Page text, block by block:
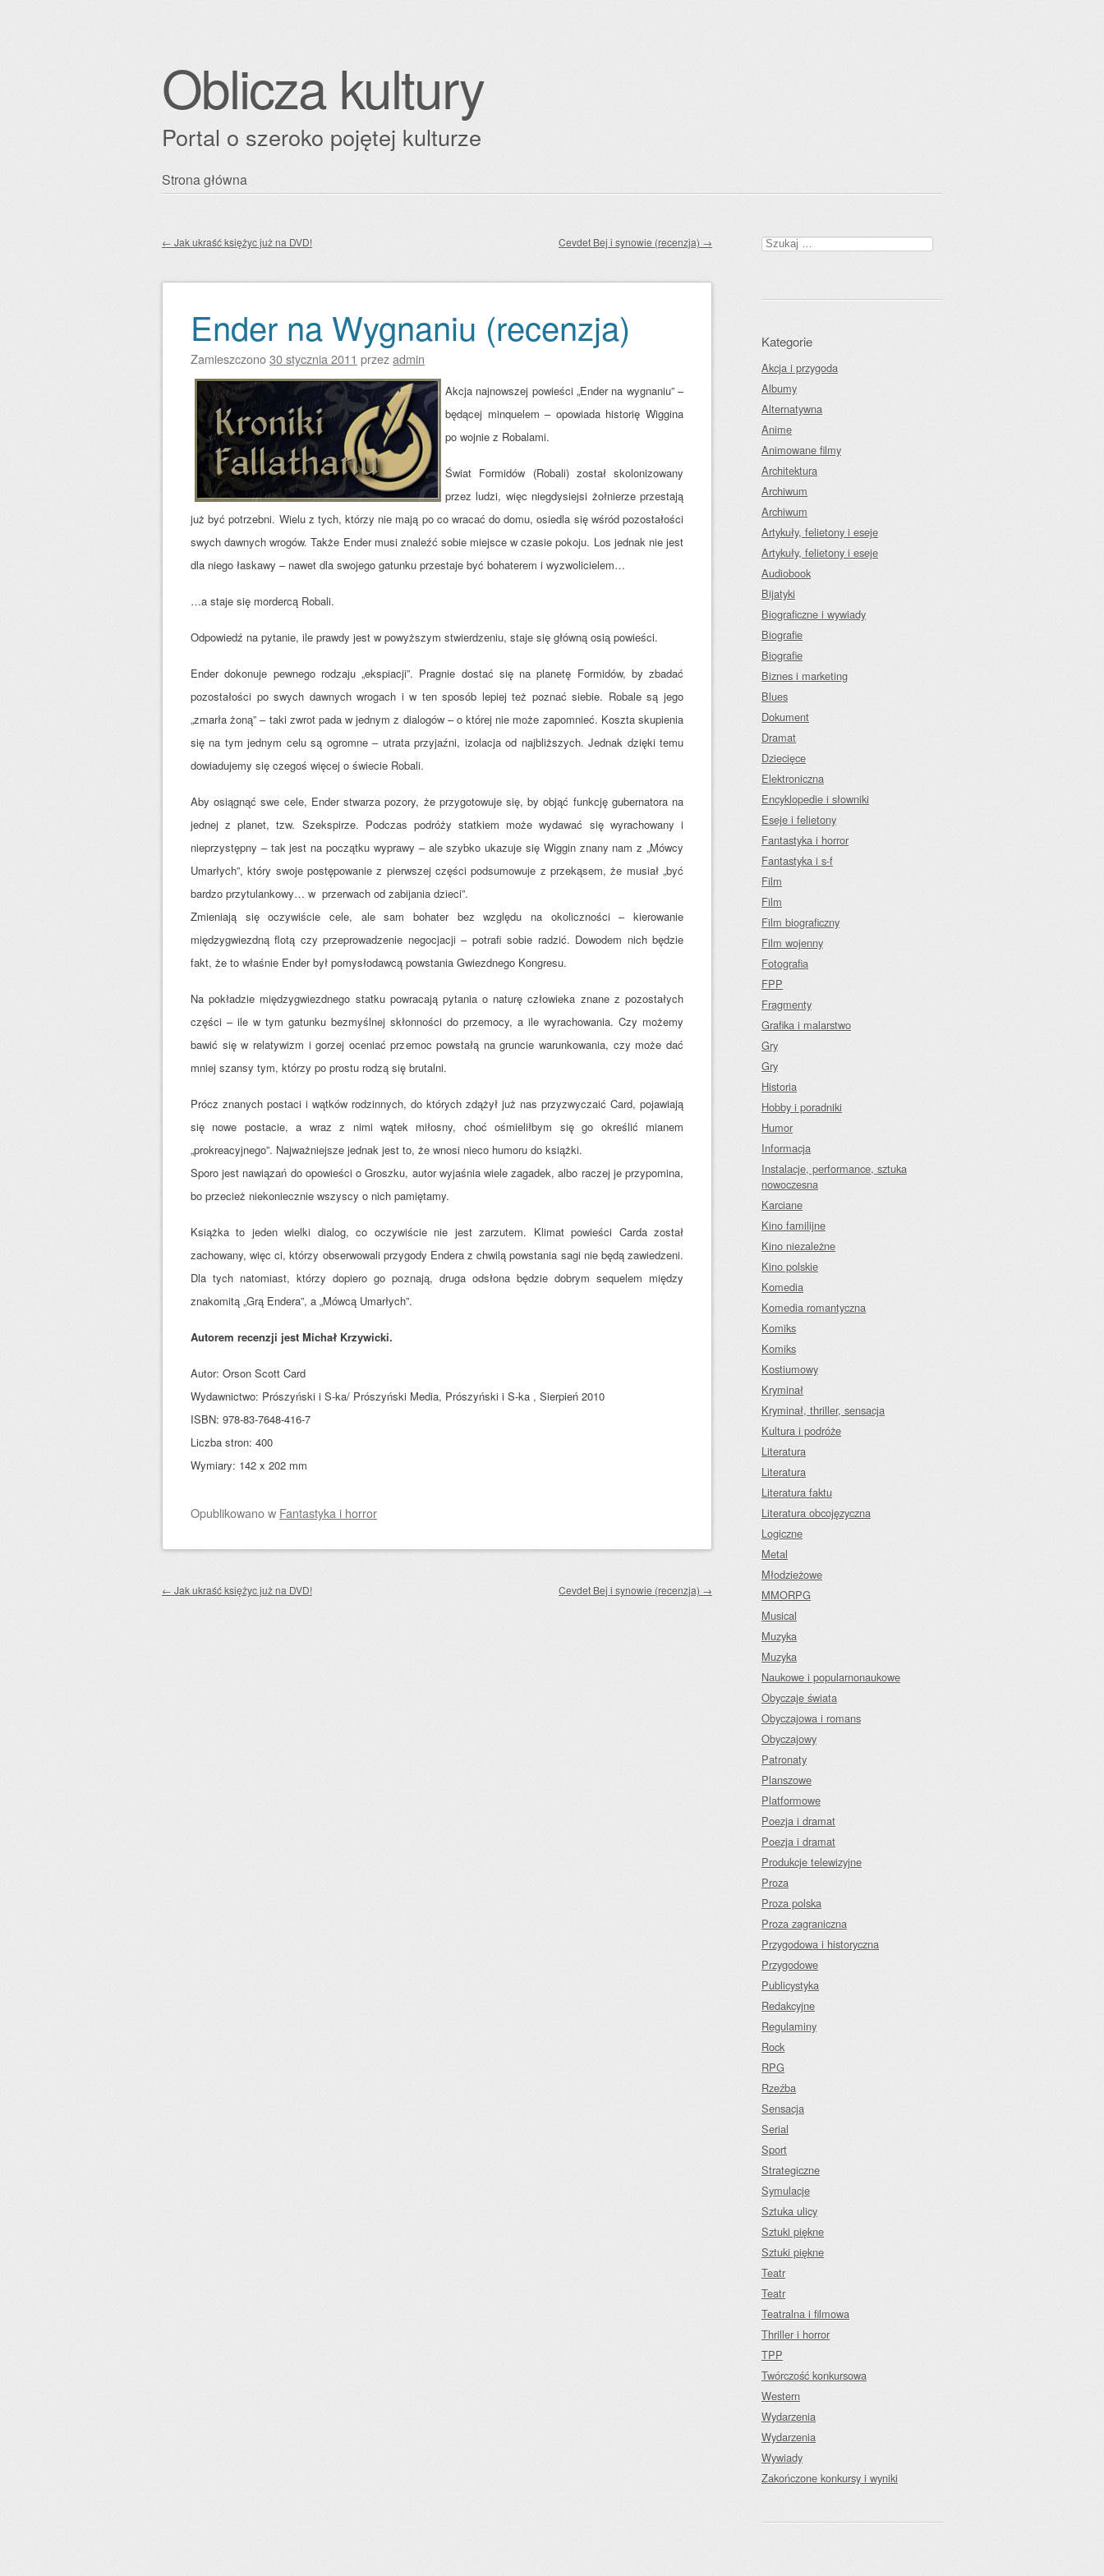
Oblicza kultury
Portal o szeroko pojętej kulturze
Przejdź
Strona główna
Zobacz wpisy
← Jak ukraść księżyc już na DVD! Cevdet Bej i synowie (recenzja) →
Ender na Wygnaniu (recenzja)
Zamieszczono30 stycznia 2011 przezadmin
Akcja najnowszej powieści „Ender na wygnaniu” –
będącej minquelem – opowiada historię Wiggina
po wojnie z Robalami.
Świat Formidów (Robali) został skolonizowany
przez ludzi, więc niegdysiejsi żołnierze przestają
już być potrzebni. Wielu z tych, którzy nie mają po co wracać do domu, osiedla się wśród pozostałości
swych dawnych wrogów. Także Ender musi znaleźć sobie miejsce w czasie pokoju. Los jednak nie jest
dla niego łaskawy – nawet dla swojego gatunku przestaje być bohaterem i wyzwolicielem…
…a staje się mordercą Robali.
Odpowiedź na pytanie, ile prawdy jest w powyższym stwierdzeniu, staje się główną osią powieści.
Ender dokonuje pewnego rodzaju „ekspiacji”. Pragnie dostać się na planetę Formidów, by zbadać
pozostałości po swych dawnych wrogach i w ten sposób lepiej też poznać siebie. Robale są jego
„zmarła żoną” – taki zwrot pada w jednym z dialogów – o której nie może zapomnieć. Koszta skupienia
się na tym jednym celu są ogromne – utrata przyjaźni, izolacja od najbliższych. Jednak dzięki temu
dowiadujemy się czegoś więcej o świecie Robali.
Aby osiągnąć swe cele, Ender stwarza pozory, że przygotowuje się, by objąć funkcję gubernatora na
jednej z planet, tzw. Szekspirze. Podczas podróży statkiem może wydawać się wyrachowany i
nieprzystępny – tak jest na początku wyprawy – ale szybko ukazuje się Wiggin znany nam z „Mówcy
Umarłych”, który swoje postępowanie z pierwszej części podsumowuje z przekąsem, że musiał „być
bardzo przytulankowy… w przerwach od zabijania dzieci”.
Zmieniają się oczywiście cele, ale sam bohater bez względu na okoliczności – kierowanie
międzygwiezdną flotą czy przeprowadzenie negocjacji – potrafi sobie radzić. Dowodem nich będzie
fakt, że to właśnie Ender był pomysłodawcą powstania Gwiezdnego Kongresu.
Na pokładzie międzygwiezdnego statku powracają pytania o naturę człowieka znane z pozostałych
części – ile w tym gatunku bezmyślnej skłonności do przemocy, a ile wyrachowania. Czy możemy
bawić się w relatywizm i gorzej oceniać przemoc powstałą na gruncie warunkowania, czy może dać
mniej szansy tym, którzy po prostu rodzą się brutalni.
Prócz znanych postaci i wątków rodzinnych, do których zdążył już nas przyzwyczaić Card, pojawiają
się nowe postacie, a wraz z nimi wątek miłosny, choć ośmieliłbym się go określić mianem
„prokreacyjnego”. Najważniejsze jednak jest to, że wnosi nieco humoru do książki.
Sporo jest nawiązań do opowieści o Groszku, autor wyjaśnia wiele zagadek, albo raczej je przypomina,
bo przecież niekoniecznie wszyscy o nich pamiętamy.
Książka to jeden wielki dialog, co oczywiście nie jest zarzutem. Klimat powieści Carda został
zachowany, więc ci, którzy obserwowali przygody Endera z chwilą powstania sagi nie będą zawiedzeni.
Dla tych natomiast, którzy dopiero go poznają, druga odsłona będzie dobrym sequelem między
znakomitą „Grą Endera”, a „Mówcą Umarłych”.
Autorem recenzji jest Michał Krzywicki.
Autor: Orson Scott Card
Wydawnictwo: Prószyński i S-ka/ Prószyński Media, Prószyński i S-ka , Sierpień 2010
ISBN: 978-83-7648-416-7
Liczba stron: 400
Wymiary: 142 x 202 mm
Opublikowanow Fantastyka i horror
Zobacz wpisy
← Jak ukraść księżyc już na DVD! Cevdet Bej i synowie (recenzja) →
Szukaj:
Kategorie
Akcja i przygoda
Albumy
Alternatywna
Anime
Animowane filmy
Architektura
Archiwum
Archiwum
Artykuły, felietony i eseje
Artykuły, felietony i eseje
Audiobook
Bijatyki
Biograficzne i wywiady
Biografie
Biografie
Biznes i marketing
Blues
Dokument
Dramat
Dziecięce
Elektroniczna
Encyklopedie i słowniki
Eseje i felietony
Fantastyka i horror
Fantastyka i s-f
Film
Film
Film biograficzny
Film wojenny
Fotografia
FPP
Fragmenty
Grafika i malarstwo
Gry
Gry
Historia
Hobby i poradniki
Humor
Informacja
Instalacje, performance, sztuka
nowoczesna
Karciane
Kino familijne
Kino niezależne
Kino polskie
Komedia
Komedia romantyczna
Komiks
Komiks
Kostiumowy
Kryminał
Kryminał, thriller, sensacja
Kultura i podróże
Literatura
Literatura
Literatura faktu
Literatura obcojęzyczna
Logiczne
Metal
Młodzieżowe
MMORPG
Musical
Muzyka
Muzyka
Naukowe i popularnonaukowe
Obyczaje świata
Obyczajowa i romans
Obyczajowy
Patronaty
Planszowe
Platformowe
Poezja i dramat
Poezja i dramat
Produkcje telewizyjne
Proza
Proza polska
Proza zagraniczna
Przygodowa i historyczna
Przygodowe
Publicystyka
Redakcyjne
Regulaminy
Rock
RPG
Rzeźba
Sensacja
Serial
Sport
Strategiczne
Symulacje
Sztuka ulicy
Sztuki piękne
Sztuki piękne
Teatr
Teatr
Teatralna i filmowa
Thriller i horror
TPP
Twórczość konkursowa
Western
Wydarzenia
Wydarzenia
Wywiady
Zakończone konkursy i wyniki